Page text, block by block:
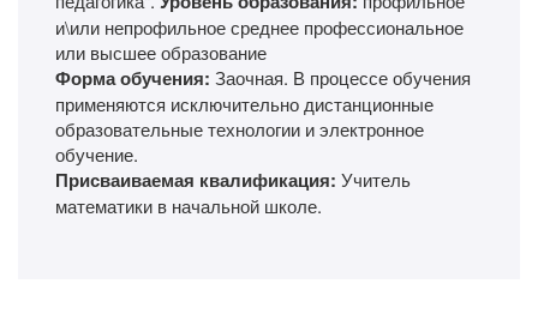
и\или непрофильное среднее профессиональное
или высшее образование
Форма обучения: Заочная. В процессе обучения
применяются исключительно дистанционные
образовательные технологии и электронное
обучение.
Присваиваемая квалификация: Учитель
математики в начальной школе.